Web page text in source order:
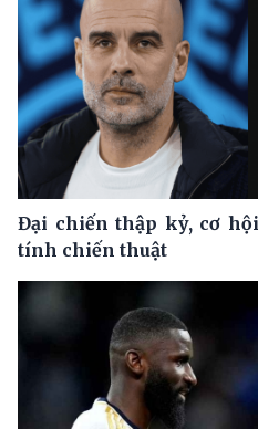
Đại chiến thập kỷ, cơ
tính chiến thuật